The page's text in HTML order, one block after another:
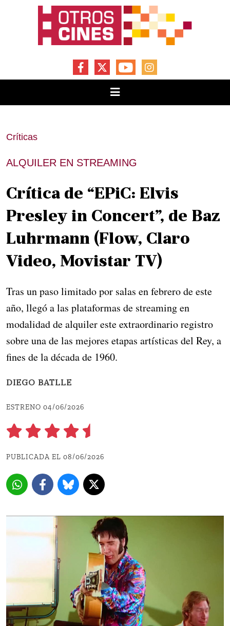
FACEBOOKYOUTUBEINSTAGRAM
Críticas
ALQUILER EN STREAMING
Crítica de “EPiC: Elvis
Presley in Concert”, de Baz
Luhrmann (Flow, Claro
Video, Movistar TV)
Tras un paso limitado por salas en febrero de este
año, llegó a las plataformas de streaming en
modalidad de alquiler este extraordinario registro
sobre una de las mejores etapas artísticas del Rey, a
fines de la década de 1960.
DIEGO BATLLE
ESTRENO 04/06/2026
PUBLICADA EL 08/06/2026